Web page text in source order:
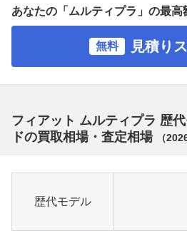
あなたの「ムルティプラ」の最高
無料 見積り
フィアット ムルティプラ 歴
ドの買取相場・査定相場
（
歴代モデル